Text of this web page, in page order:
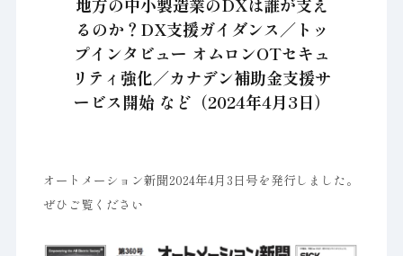
るのか？DX支援ガイダンス／トッ
プインタビュー オムロンOTセキュ
リティ強化／カナデン補助金支援サ
ービス開始 など（2024年4月3日）
オートメーション新聞2024年4月3日号を発行しました。
ぜひご覧ください